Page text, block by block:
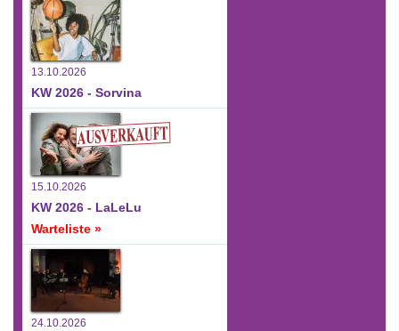
13.10.2026
KW 2026 - Sorvina
15.10.2026
KW 2026 - LaLeLu
Warteliste »
24.10.2026